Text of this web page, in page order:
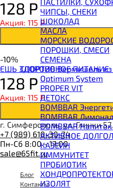
ЧИПСЫ, СНЕКИ
ШОКОЛАД
МАСЛА
МОРСКИЕ
ПОРОШКИ, СМЕСИ
СЕМЕНА
СПОРТИВНОЕ ПИТАНИЕ
Optimum System
PROPER VIT
ДЕТОКС
BOMBBAR
BOMBBAR
BOMBBAR
АКТИВНОЕ
КАЗЕИН
ИММУНИТЕТ
ПРОБИОТИК
ИЗОЛЯТ
128 Р
Акция: 115 Р
-10%
ЕШЬ ЗДОРОВО Вермишель из
128 Р
Акция: 115 Р
г. Симферополь, ул. Глинки
+7 (989) 610-30-74
Пн-Сб 8:00 - 17:00
sale@65fit.ru
Блог
Контакты